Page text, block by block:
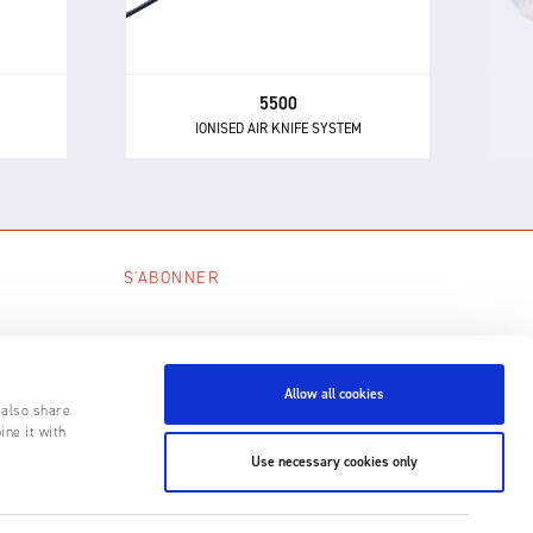
share
it with
Allow all cookies
Use necessary cookies only
de
5500
IONISED AIR KNIFE SYSTEM
S'ABONNER
Conception du sitebyMatrix.